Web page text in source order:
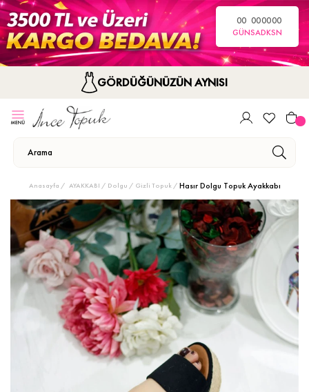
00
GÜN
00
SA
00
DK
00
SN
GÖRDÜĞÜNÜZÜN AYNISI
Anasayfa AYAKKABI Dolgu / Gizli Topuk Hasır Dolgu Topuk Ayakkabı